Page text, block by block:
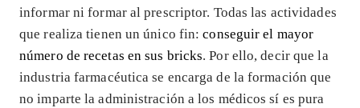
informar ni formar al prescriptor. Todas las actividades
que realiza tienen un único fin:conseguir el mayor
número de recetas en sus bricks. Por ello, decir que la
industria farmacéutica se encarga de la formación que
no imparte la administración a los médicos sí es pura